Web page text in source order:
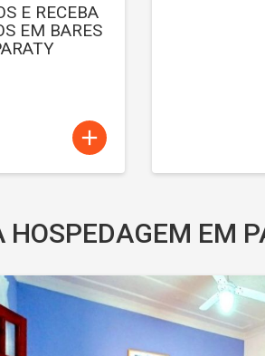
add
E RECEBA
EM BARES
HOSPEDAGEM EM